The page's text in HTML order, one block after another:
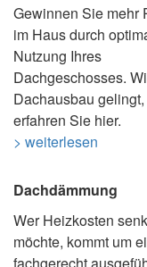
Gewinnen Sie mehr
im Haus durch
Nutzung Ihres
Dachgeschosses.
Dachausbau gelingt,
erfahren Sie hier.
> weiterlesen
Dachdämmung
Wer Heizkosten
möchte, kommt um